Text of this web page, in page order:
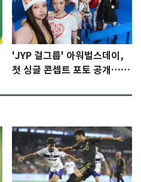
'JYP 걸그룹' 아워벌스데이,
첫 싱글 콘셉트 포토 공개…청